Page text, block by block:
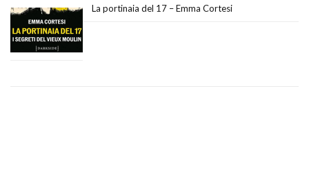
La portinaia del 17 – Emma Cortesi